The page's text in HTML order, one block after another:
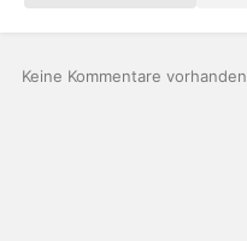
Keine Kommentare vorhanden